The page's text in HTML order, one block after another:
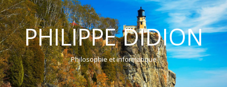
PHILIPPE DIDION
Philosophie et informatique